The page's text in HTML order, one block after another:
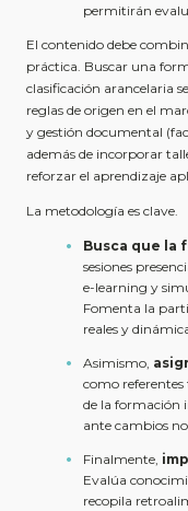
permitirán
El contenido debe
práctica. Buscar una
clasificación arancelaria
reglas de origen en el
y gestión documental
además de incorporar
reforzar el aprendizaje
La metodología es clave.
Busca que la
sesiones
e-learning y
Fomenta la
reales y
Asimismo,
como
de la formación
ante cambios
Finalmente,
Evalúa
recopila